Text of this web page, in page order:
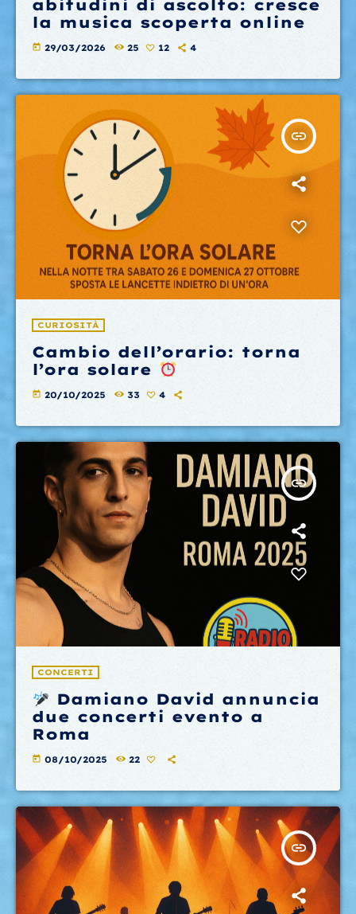
abitudini di ascolto: cresce
la musica scoperta online
today 29/03/2026 25 12 4
insert_link
CURIOSITÀ
Cambio dell’orario: torna
l’ora solare
today 20/10/2025 33 4
insert_link
CONCERTI
Damiano David annuncia
due concerti evento a
Roma
today 08/10/2025 22
insert_link